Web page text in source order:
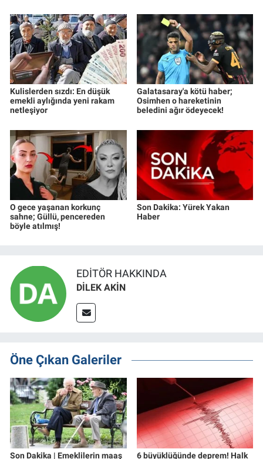
Kulislerden sızdı: En düşük
emekli aylığında yeni rakam
netleşiyor
Galatasaray'a kötü haber;
Osimhen o hareketinin
beledini ağır ödeyecek!
O gece yaşanan korkunç
sahne; Güllü, pencereden
böyle atılmış!
Son Dakika: Yürek Yakan
Haber
EDITÖR HAKKINDA
DİLEK AKİN
Öne Çıkan Galeriler
Son Dakika | Emeklilerin maaş 6 büyüklüğünde deprem! Halk